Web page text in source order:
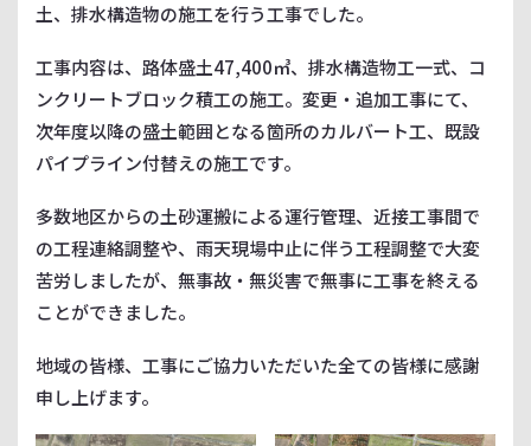
土、排水構造物の施工を行う工事でした。
工事内容は、路体盛土47,400㎥、排水構造物工一式、コ
ンクリートブロック積工の施工。変更・追加工事にて、
次年度以降の盛土範囲となる箇所のカルバート工、既設
パイプライン付替えの施工です。
多数地区からの土砂運搬による運行管理、近接工事間で
の工程連絡調整や、雨天現場中止に伴う工程調整で大変
苦労しましたが、無事故・無災害で無事に工事を終える
ことができました。
地域の皆様、工事にご協力いただいた全ての皆様に感謝
申し上げます。